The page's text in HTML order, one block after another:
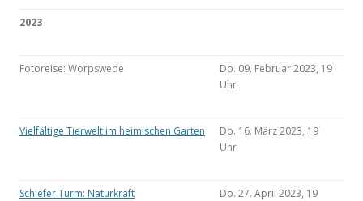
2023
Fotoreise: Worpswede
Do. 09. Februar 2023, 19
Uhr
Vielfältige Tierwelt im heimischen Garten
Do. 16. März 2023, 19
Uhr
Schiefer Turm: Naturkraft
Do. 27. April 2023, 19